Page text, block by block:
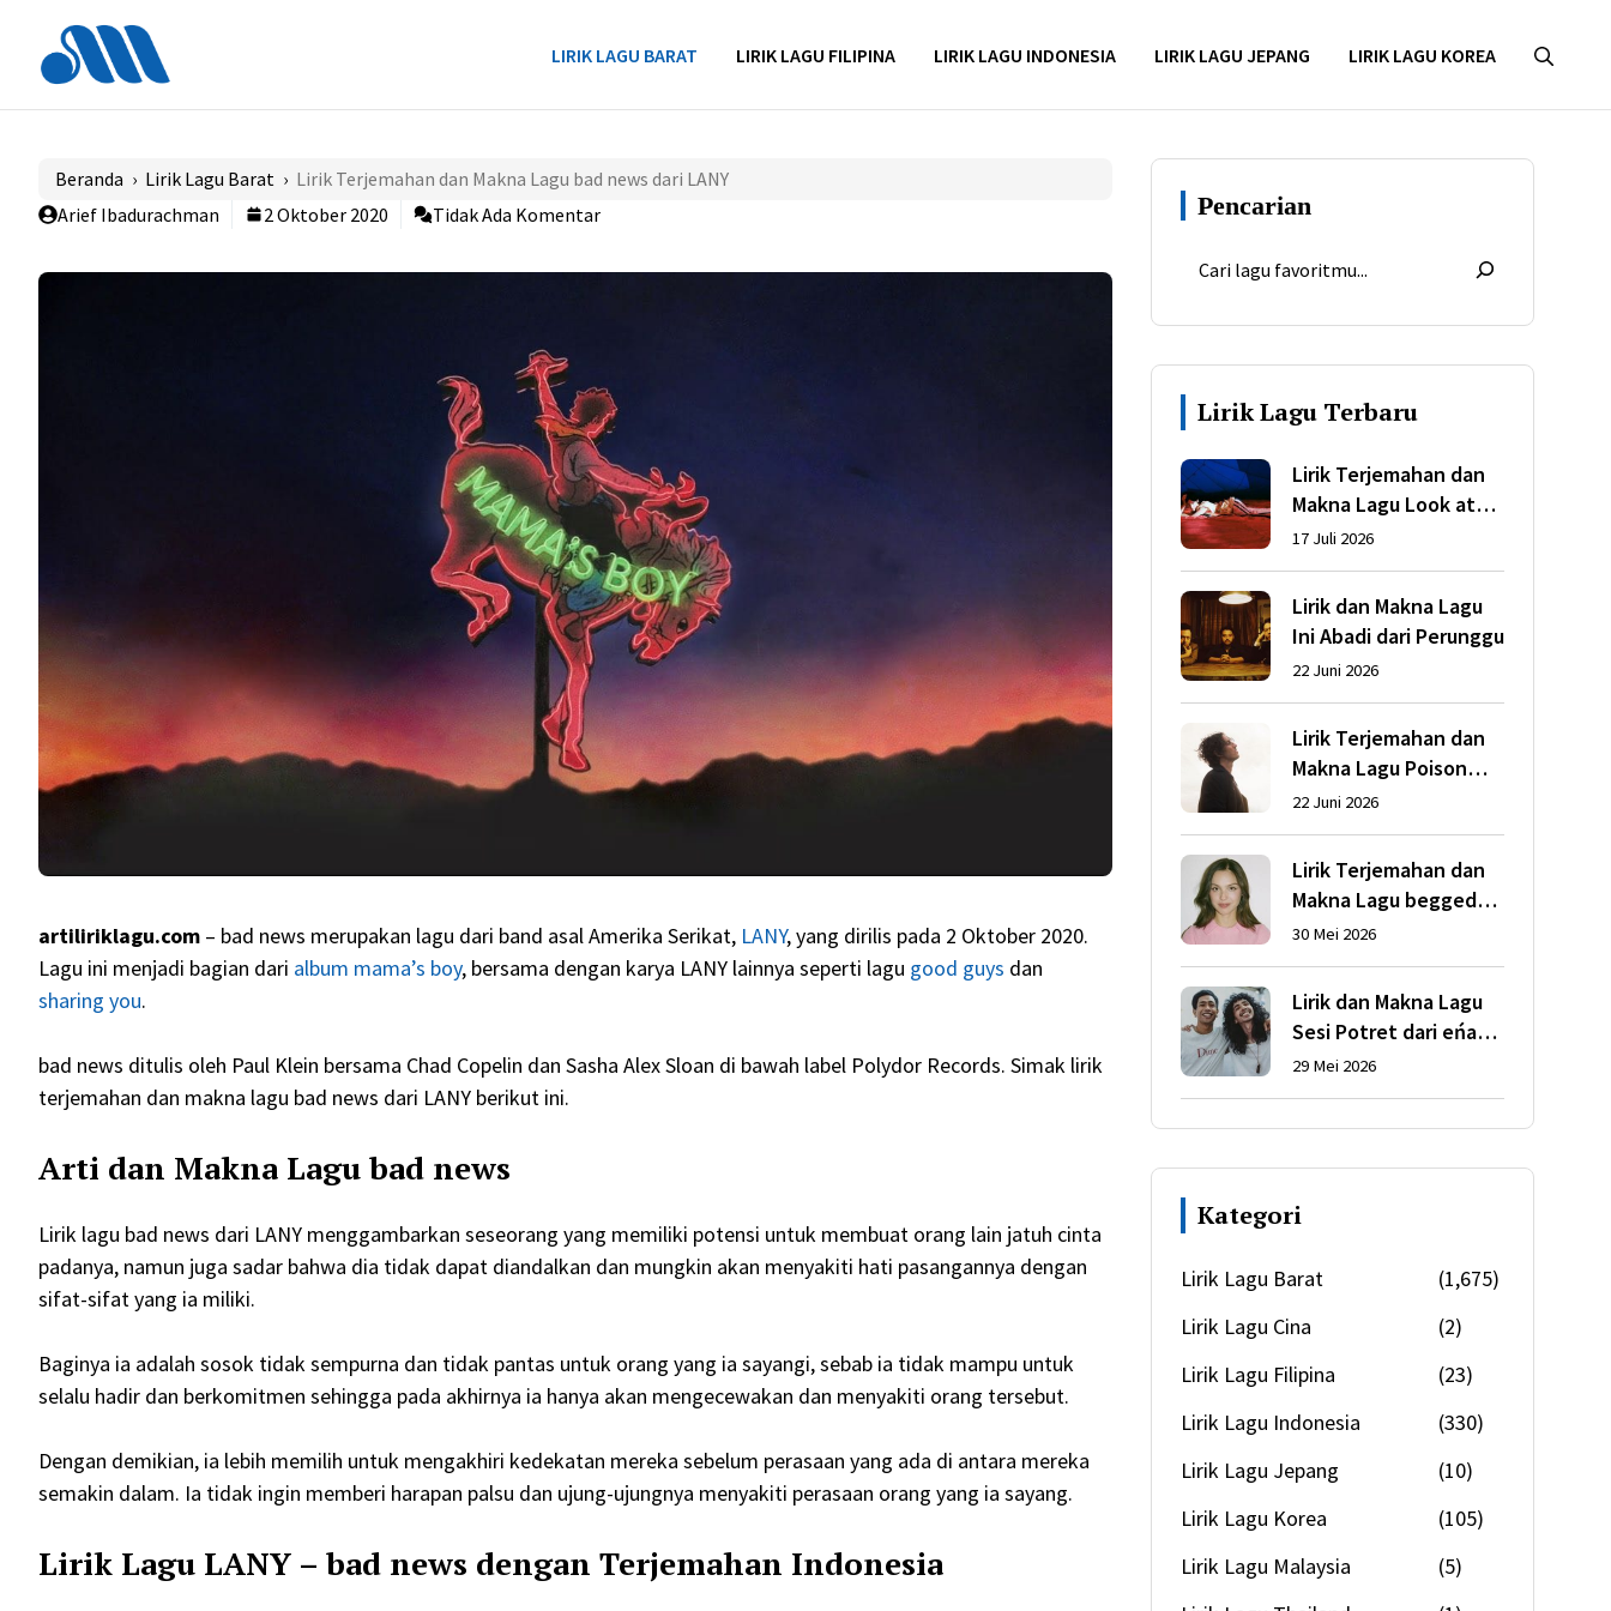
LIRIK LAGU BARAT LIRIK LAGU FILIPINA LIRIK LAGU INDONESIA LIRIK LAGU JEPANG LIRIK LAGU KOREA
Beranda › Lirik Lagu Barat › Lirik Terjemahan dan Makna Lagu bad news dari LANY
Arief Ibadurachman
2 Oktober 2020 Tidak Ada Komentar
artiliriklagu.com – bad news merupakan lagu dari band asal Amerika Serikat, LANY, yang dirilis pada 2 Oktober 2020.
Lagu ini menjadi bagian dari album mama’s boy, bersama dengan karya LANY lainnya seperti lagu good guys dan
sharing you.
bad news ditulis oleh Paul Klein bersama Chad Copelin dan Sasha Alex Sloan di bawah label Polydor Records. Simak lirik
terjemahan dan makna lagu bad news dari LANY berikut ini.
Arti dan Makna Lagu bad news
Lirik lagu bad news dari LANY menggambarkan seseorang yang memiliki potensi untuk membuat orang lain jatuh cinta
padanya, namun juga sadar bahwa dia tidak dapat diandalkan dan mungkin akan menyakiti hati pasangannya dengan
sifat-sifat yang ia miliki.
Baginya ia adalah sosok tidak sempurna dan tidak pantas untuk orang yang ia sayangi, sebab ia tidak mampu untuk
selalu hadir dan berkomitmen sehingga pada akhirnya ia hanya akan mengecewakan dan menyakiti orang tersebut.
Dengan demikian, ia lebih memilih untuk mengakhiri kedekatan mereka sebelum perasaan yang ada di antara mereka
semakin dalam. Ia tidak ingin memberi harapan palsu dan ujung-ujungnya menyakiti perasaan orang yang ia sayang.
Lirik Lagu LANY – bad news dengan Terjemahan Indonesia
Pencarian
Lirik Lagu Terbaru
Lirik Terjemahan dan
Makna Lagu Look at
My Life dari Gracie
Abrams
17 Juli 2026
Lirik dan Makna Lagu
Ini Abadi dari Perunggu
22 Juni 2026
Lirik Terjemahan dan
Makna Lagu Poison
dari Dean Lewis
22 Juni 2026
Lirik Terjemahan dan
Makna Lagu begged
dari Olivia Rodrigo
30 Mei 2026
Lirik dan Makna Lagu
Sesi Potret dari eńau
feat. Ari Lesmana
29 Mei 2026
Kategori
Lirik Lagu Barat
(1,675)
Lirik Lagu Cina
(2)
Lirik Lagu Filipina
(23)
Lirik Lagu Indonesia
(330)
Lirik Lagu Jepang
(10)
Lirik Lagu Korea
(105)
Lirik Lagu Malaysia
(5)